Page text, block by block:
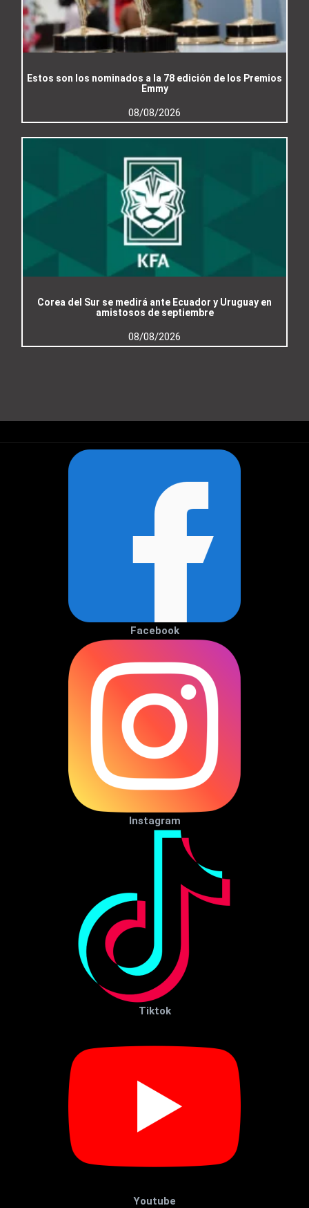
Estos son los nominados a la 78 edición de los Premios
Emmy
08/08/2026
Corea del Sur se medirá ante Ecuador y Uruguay en
amistosos de septiembre
08/08/2026
Facebook
Instagram
Tiktok
Youtube